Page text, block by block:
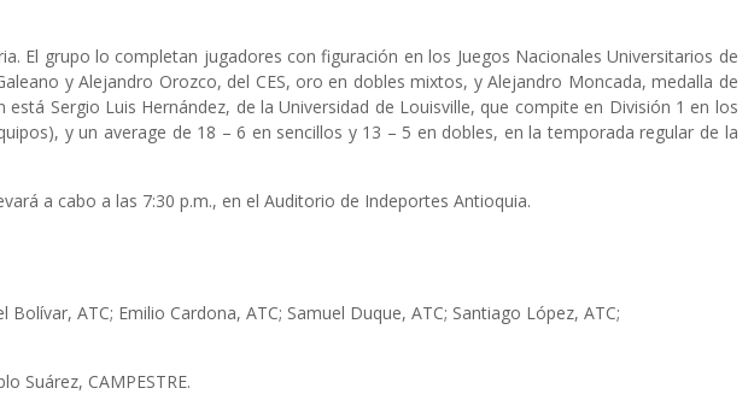
El grupo lo completan jugadores con figuración en los Juegos Nacionales Universitarios de
y Alejandro Orozco, del CES, oro en dobles mixtos, y Alejandro Moncada, medalla de
Sergio Luis Hernández, de la Universidad de Louisville, que compite en División 1 en los
y un average de 18 – 6 en sencillos y 13 – 5 en dobles, en la temporada regular de la
a cabo a las 7:30 p.m., en el Auditorio de Indeportes Antioquia.
Bolívar, ATC; Emilio Cardona, ATC; Samuel Duque, ATC; Santiago López, ATC;
Suárez, CAMPESTRE.